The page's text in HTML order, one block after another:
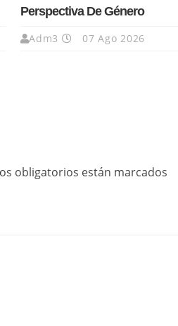
Perspectiva De Género
Adm3 07 Ago 2026
obligatorios están marcados